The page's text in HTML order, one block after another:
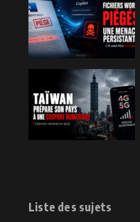
Liste des sujets